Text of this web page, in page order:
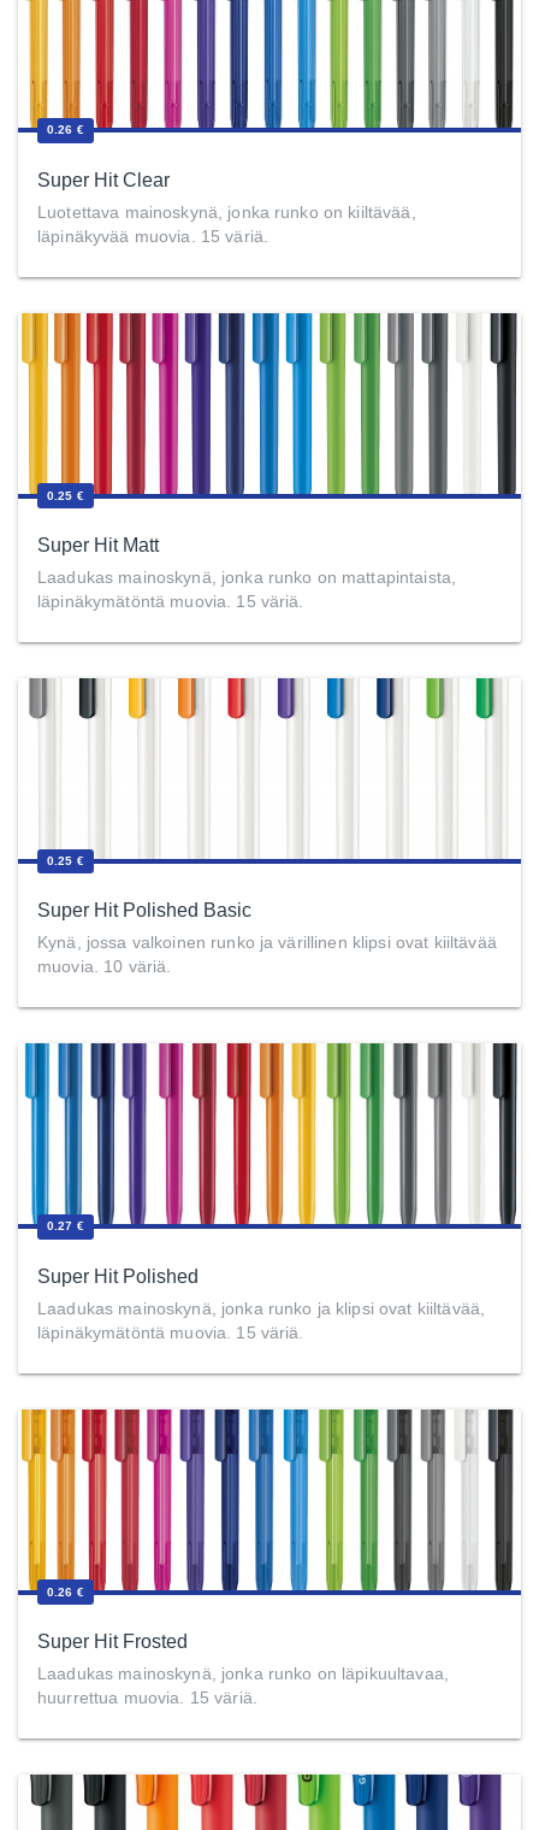
0.26 €
Super Hit Clear
Luotettava mainoskynä, jonka runko on kiiltävää,
läpinäkyvää muovia. 15 väriä.
0.25 €
Super Hit Matt
Laadukas mainoskynä, jonka runko on mattapintaista,
läpinäkymätöntä muovia. 15 väriä.
0.25 €
Super Hit Polished Basic
Kynä, jossa valkoinen runko ja värillinen klipsi ovat kiiltävää
muovia. 10 väriä.
0.27 €
Super Hit Polished
Laadukas mainoskynä, jonka runko ja klipsi ovat kiiltävää,
läpinäkymätöntä muovia. 15 väriä.
0.26 €
Super Hit Frosted
Laadukas mainoskynä, jonka runko on läpikuultavaa,
huurrettua muovia. 15 väriä.